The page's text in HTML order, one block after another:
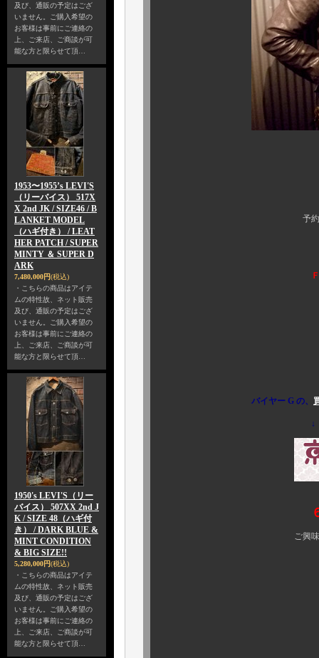
及び、通販の予定はござ
いません。ご購入希望の
お客様は事前にご連絡の
上、ご来店、ご商談が可
能な方と限らせて頂…
1953〜1955’s LEVI'S
（リーバイス） 517X
X 2nd JK / SIZE46 / B
LANKET MODEL
（ハギ付き） / LEAT
HER PATCH / SUPER
MINTY ＆ SUPER D
ARK
7,480,000円(税込)
・こちらの商品はアイテ
ムの特性故、ネット販売
及び、通販の予定はござ
いません。ご購入希望の
お客様は事前にご連絡の
上、ご来店、ご商談が可
能な方と限らせて頂…
1950's LEVI'S（リー
バイス） 507XX 2nd J
K / SIZE 48（ハギ付
き） / DARK BLUE &
MINT CONDITION
& BIG SIZE!!
5,280,000円(税込)
・こちらの商品はアイテ
ムの特性故、ネット販売
及び、通販の予定はござ
いません。ご購入希望の
お客様は事前にご連絡の
上、ご来店、ご商談が可
能な方と限らせて頂…
予約の受付は、終了
バイヤー G の、
↓
ご興味のある方、ぜひ